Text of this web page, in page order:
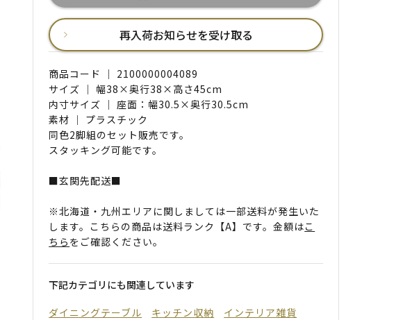
再入荷お知らせを受け取る
商品コード ｜ 2100000004089
サイズ ｜ 幅38×奥行38×高さ45cm
内寸サイズ ｜ 座面：幅30.5×奥行30.5cm
素材 ｜ プラスチック
同色2脚組のセット販売です。
スタッキング可能です。
■玄関先配送■
※北海道・九州エリアに関しましては一部送料が発生いた
します。こちらの商品は送料ランク【A】です。金額はこ
ちら をご確認ください。
下記カテゴリにも関連しています
ダイニングテーブル
キッチン収納 インテリア雑貨